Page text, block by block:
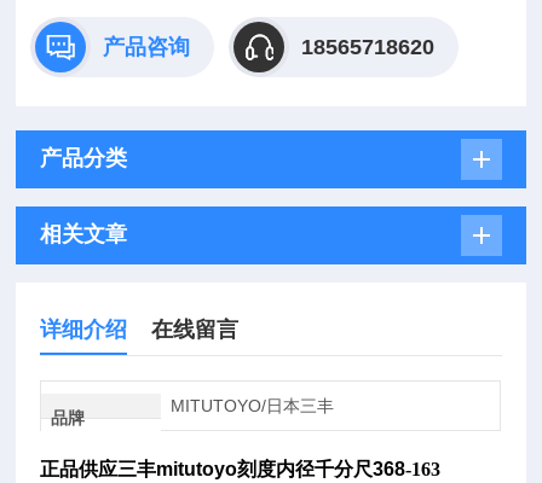
产品咨询 18565718620
产品分类
相关文章
详细介绍 在线留言
品牌
MITUTOYO/日本三丰
正品供应三丰mitutoyo刻度内径千分尺368-163